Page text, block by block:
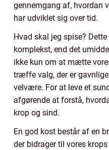
gennemgang af, hvordan
har udviklet sig over tid.
Hvad skal jeg spise?
komplekst, end det
ikke kun om at mætte
træffe valg, der er
velvære. For at leve et
afgørende at forstå,
krop og sind.
En god kost består af en
der bidrager til vores